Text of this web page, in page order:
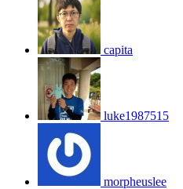
capita
luke1987515
morpheuslee